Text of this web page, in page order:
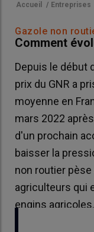
Accueil / Entreprises
Gazole non
Comment
Depuis le début
prix du GNR a
moyenne en
mars 2022
d'un prochain
baisser la
non routier
agriculteurs qui
engins